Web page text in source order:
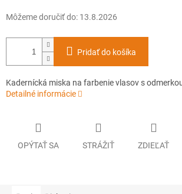
Môžeme doručiť do: 13.8.2026
Pridať do košíka
Kadernícká miska na farbenie vlasov s
Detailné informácie
OPÝTAŤ SA STRÁŽIŤ ZDIEĽAŤ